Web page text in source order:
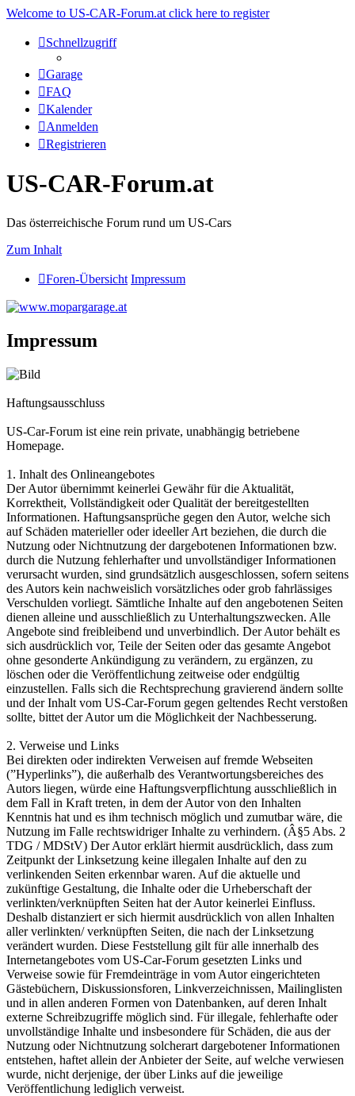
Welcome to US-CAR-Forum.at click here to register
Schnellzugriff
Garage
FAQ
Kalender
Anmelden
Registrieren
US-CAR-Forum.at
Das österreichische Forum rund um US-Cars
Zum Inhalt
Foren-Übersicht Impressum
Impressum
Haftungsausschluss
US-Car-Forum ist eine rein private, unabhängig betriebene
Homepage.
1. Inhalt des Onlineangebotes
Der Autor übernimmt keinerlei Gewähr für die Aktualität,
Korrektheit, Vollständigkeit oder Qualität der bereitgestellten
Informationen. Haftungsansprüche gegen den Autor, welche sich
auf Schäden materieller oder ideeller Art beziehen, die durch die
Nutzung oder Nichtnutzung der dargebotenen Informationen bzw.
durch die Nutzung fehlerhafter und unvollständiger Informationen
verursacht wurden, sind grundsätzlich ausgeschlossen, sofern seitens
des Autors kein nachweislich vorsätzliches oder grob fahrlässiges
Verschulden vorliegt. Sämtliche Inhalte auf den angebotenen Seiten
dienen alleine und ausschließlich zu Unterhaltungszwecken. Alle
Angebote sind freibleibend und unverbindlich. Der Autor behält es
sich ausdrücklich vor, Teile der Seiten oder das gesamte Angebot
ohne gesonderte Ankündigung zu verändern, zu ergänzen, zu
löschen oder die Veröffentlichung zeitweise oder endgültig
einzustellen. Falls sich die Rechtsprechung gravierend ändern sollte
und der Inhalt vom US-Car-Forum gegen geltendes Recht verstoßen
sollte, bittet der Autor um die Möglichkeit der Nachbesserung.
2. Verweise und Links
Bei direkten oder indirekten Verweisen auf fremde Webseiten
(”Hyperlinks”), die außerhalb des Verantwortungsbereiches des
Autors liegen, würde eine Haftungsverpflichtung ausschließlich in
dem Fall in Kraft treten, in dem der Autor von den Inhalten
Kenntnis hat und es ihm technisch möglich und zumutbar wäre, die
Nutzung im Falle rechtswidriger Inhalte zu verhindern. (Â§5 Abs. 2
TDG / MDStV) Der Autor erklärt hiermit ausdrücklich, dass zum
Zeitpunkt der Linksetzung keine illegalen Inhalte auf den zu
verlinkenden Seiten erkennbar waren. Auf die aktuelle und
zukünftige Gestaltung, die Inhalte oder die Urheberschaft der
verlinkten/verknüpften Seiten hat der Autor keinerlei Einfluss.
Deshalb distanziert er sich hiermit ausdrücklich von allen Inhalten
aller verlinkten/ verknüpften Seiten, die nach der Linksetzung
verändert wurden. Diese Feststellung gilt für alle innerhalb des
Internetangebotes vom US-Car-Forum gesetzten Links und
Verweise sowie für Fremdeinträge in vom Autor eingerichteten
Gästebüchern, Diskussionsforen, Linkverzeichnissen, Mailinglisten
und in allen anderen Formen von Datenbanken, auf deren Inhalt
externe Schreibzugriffe möglich sind. Für illegale, fehlerhafte oder
unvollständige Inhalte und insbesondere für Schäden, die aus der
Nutzung oder Nichtnutzung solcherart dargebotener Informationen
entstehen, haftet allein der Anbieter der Seite, auf welche verwiesen
wurde, nicht derjenige, der über Links auf die jeweilige
Veröffentlichung lediglich verweist.